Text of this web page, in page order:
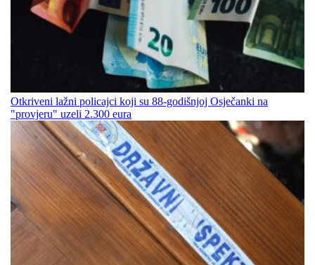
Otkriveni lažni policajci koji su 88-godišnjoj Osječanki na
"provjeru" uzeli 2.300 eura